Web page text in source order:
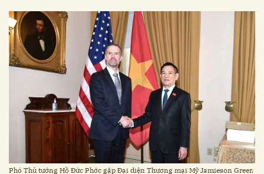
Phó Thủ tướng Hồ Đức Phớc gặp Đại diện Thương mại Mỹ Jamieson Greer.